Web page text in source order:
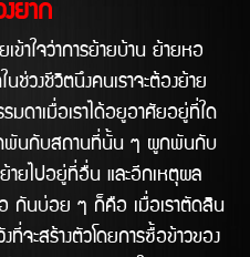
ยาก
จว่าการย้ายบ้าน ย้ายหอ
ช่วงชีวิตนึงคนเราจะต้องย้าย
ดาเมื่อเราได้อยูอาศัยอยู่ที่ใด
ผูกพันกับสถานที่นั้น ๆ ผูกพันกับ
ย้ายไปอยู่ที่อื่น และอีกเหตุผล
อ กันบ่อย ๆ ก็คือ เมื่อเราตัดสิน
ที่จะสร้างตัวโดยการซื้อข้าวของ